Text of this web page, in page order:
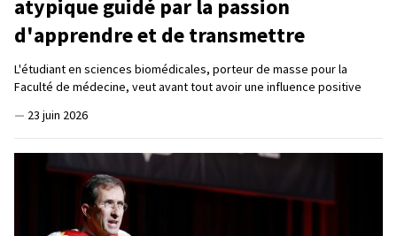
atypique guidé par la passion
d'apprendre et de transmettre
L'étudiant en sciences biomédicales, porteur de masse pour la
Faculté de médecine, veut avant tout avoir une influence positive
— 23 juin 2026